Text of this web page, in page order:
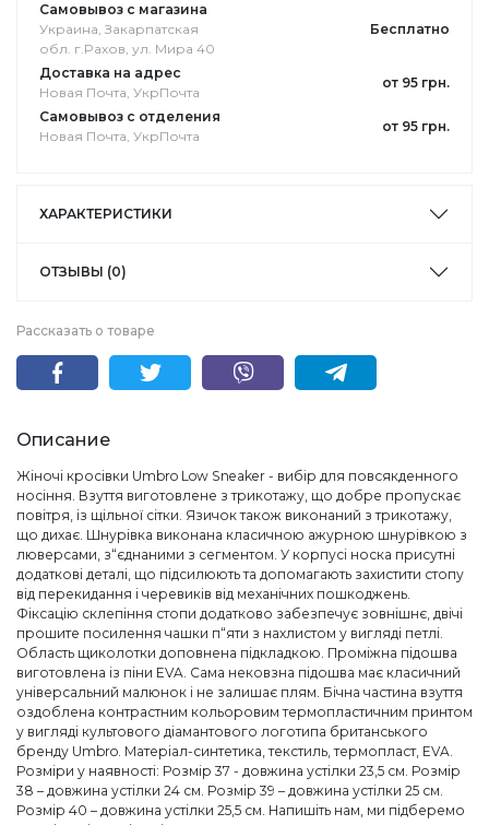
Самовывоз с магазина
Украина, Закарпатская
обл. г.Pахов, ул. Мира 40
Бесплатно
Доставка на адрес
Новая Почта, УкрПочта
от 95 грн.
Самовывоз с отделения
Новая Почта, УкрПочта
от 95 грн.
ХАРАКТЕРИСТИКИ
ОТЗЫВЫ (0)
Рассказать о товаре
Описание
Жіночі кросівки Umbro Low Sneaker - вибір для повсякденного
носіння. Взуття виготовлене з трикотажу, що добре пропускає
повітря, із щільної сітки. Язичок також виконаний з трикотажу,
що дихає. Шнурівка виконана класичною ажурною шнурівкою з
люверсами, з“єднаними з сегментом. У корпусі носка присутні
додаткові деталі, що підсилюють та допомагають захистити стопу
від перекидання і черевиків від механічних пошкоджень.
Фіксацію склепіння стопи додатково забезпечує зовнішнє, двічі
прошите посилення чашки п“яти з нахлистом у вигляді петлі.
Область щиколотки доповнена підкладкою. Проміжна підошва
виготовлена ​​із піни EVA. Сама нековзна підошва має класичний
універсальний малюнок і не залишає плям. Бічна частина взуття
оздоблена контрастним кольоровим термопластичним принтом
у вигляді культового діамантового логотипа британського
бренду Umbro. Матеріал-синтетика, текстиль, термопласт, EVA.
Розміри у наявності: Розмір 37 - довжина устілки 23,5 см. Розмір
38 – довжина устілки 24 см. Розмір 39 – довжина устілки 25 см.
Розмір 40 – довжина устілки 25,5 см. Напишіть нам, ми підберемо